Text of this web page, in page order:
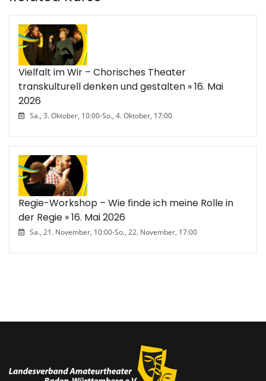
Vielfalt im Wir – Chorisches Theater
transkulturell denken und gestalten » 16. Mai
2026
Sa., 3. Oktober, 10:00-So., 4. Oktober, 17:00
Regie-Workshop – Wie finde ich meine Rolle in
der Regie » 16. Mai 2026
Sa., 21. November, 10:00-So., 22. November, 17:00